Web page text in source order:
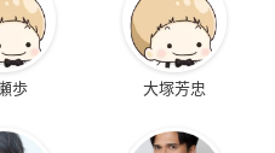
歩 大塚芳忠